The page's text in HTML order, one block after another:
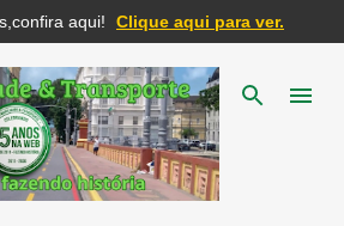
o conteúdo principal
aqui! Clique aqui para ver.